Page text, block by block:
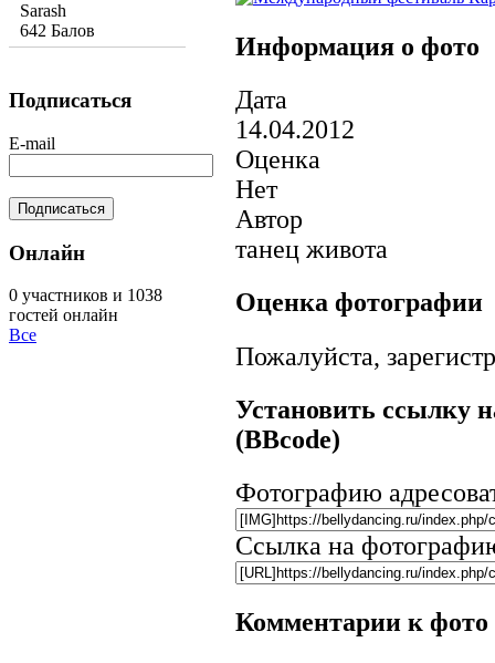
Информация о фото
Дата
14.04.2012
Оценка
Нет
Автор
танец живота
Оценка фотографии
Пожалуйста,
Установить ссылку
(BBcode)
Фотографию
Ссылка на
Комментарии к фото
Sarash
642 Балов
Подписаться
E-mail
Онлайн
0 участников и 1038
гостей онлайн
Все